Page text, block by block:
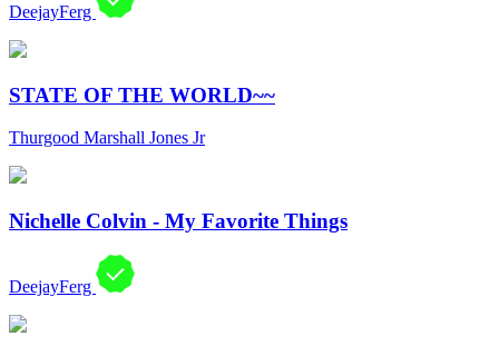
DeejayFerg
STATE OF THE WORLD~~
Thurgood Marshall Jones Jr
Nichelle Colvin - My Favorite Things
DeejayFerg